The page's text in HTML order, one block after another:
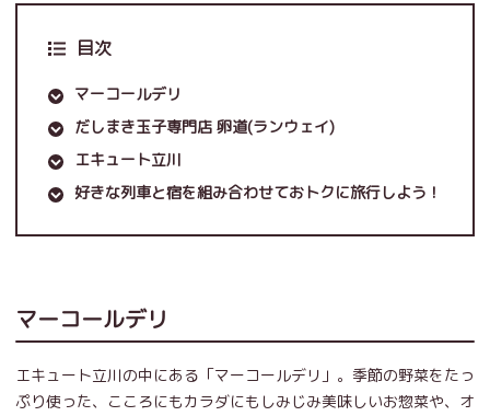
目次
マーコールデリ
だしまき玉子専門店 卵道(ランウェイ)
エキュート立川
好きな列車と宿を組み合わせておトクに旅行しよう！
マーコールデリ
エキュート立川の中にある「マーコールデリ」。季節の野菜をたっ
ぷり使った、こころにもカラダにもしみじみ美味しいお惣菜や、オ